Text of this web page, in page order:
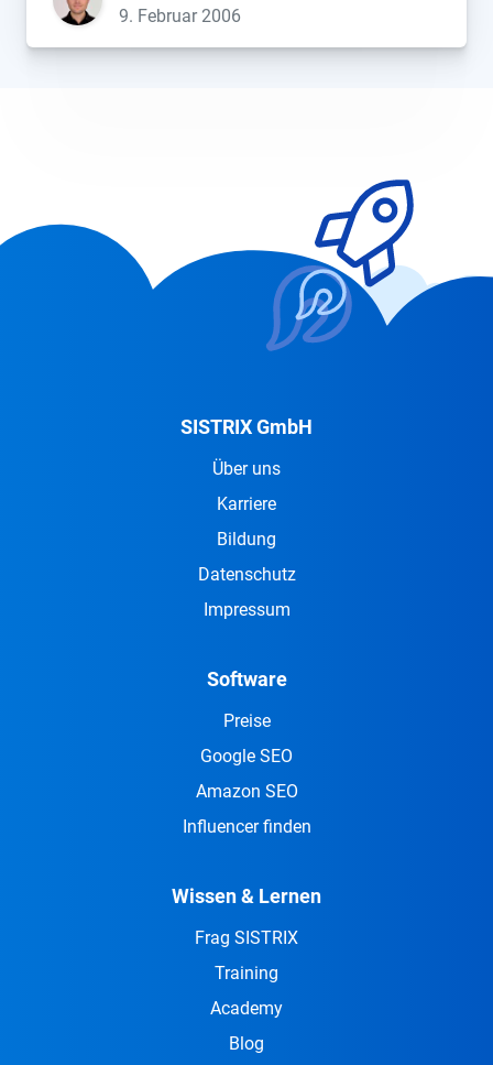
9. Februar 2006
SISTRIX GmbH
Über uns
Karriere
Bildung
Datenschutz
Impressum
Software
Preise
Google SEO
Amazon SEO
Influencer finden
Wissen & Lernen
Frag SISTRIX
Training
Academy
Blog